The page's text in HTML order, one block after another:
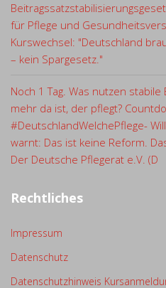
für Pflege und
Kurswechsel: "Deutschland
– kein Spargesetz."
Noch 1 Tag. Was nutzen
mehr da ist, der pflegt?
#DeutschlandWelchePflege-
warnt: Das ist keine Reform.
Der Deutsche Pflegerat e.V. (D
Rechtliches
Impressum
Datenschutz
Datenschutzhinweis